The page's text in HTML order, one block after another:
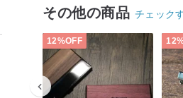
その他の商品 チェック
12%OFF